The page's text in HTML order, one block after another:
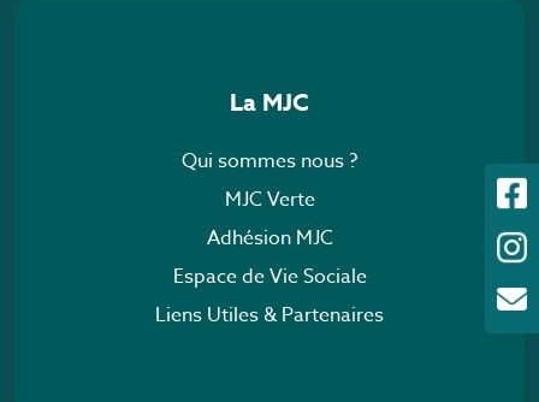
La MJC
Qui sommes nous ?
MJC Verte
Adhésion MJC
Espace de Vie Sociale
Liens Utiles & Partenaires